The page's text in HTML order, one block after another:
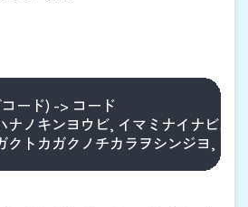
ード) -> コード
ナノキンヨウビ, イマミナイナビル
クトカガクノチカラヲシンジヨ, ジ